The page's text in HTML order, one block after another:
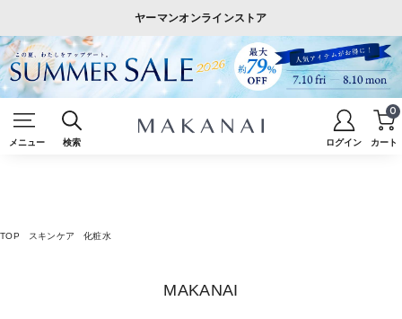
ヤーマンオンラインストア
メニュー 検索 ログイン カート
0
TOP スキンケア 化粧水
MAKANAI